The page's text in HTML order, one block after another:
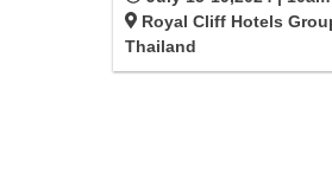
Royal Cliff Hotels
Thailand